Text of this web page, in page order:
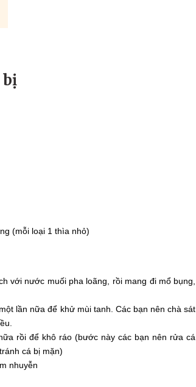
bị
(mỗi loại 1 thìa nhỏ)
với nước muối pha loãng, rồi mang đi mổ bụng,
lần nữa để khử mùi tanh. Các bạn nên chà sát
rồi để khô ráo (bước này các bạn nên rửa cá
cá bị mặn)
nhuyễn